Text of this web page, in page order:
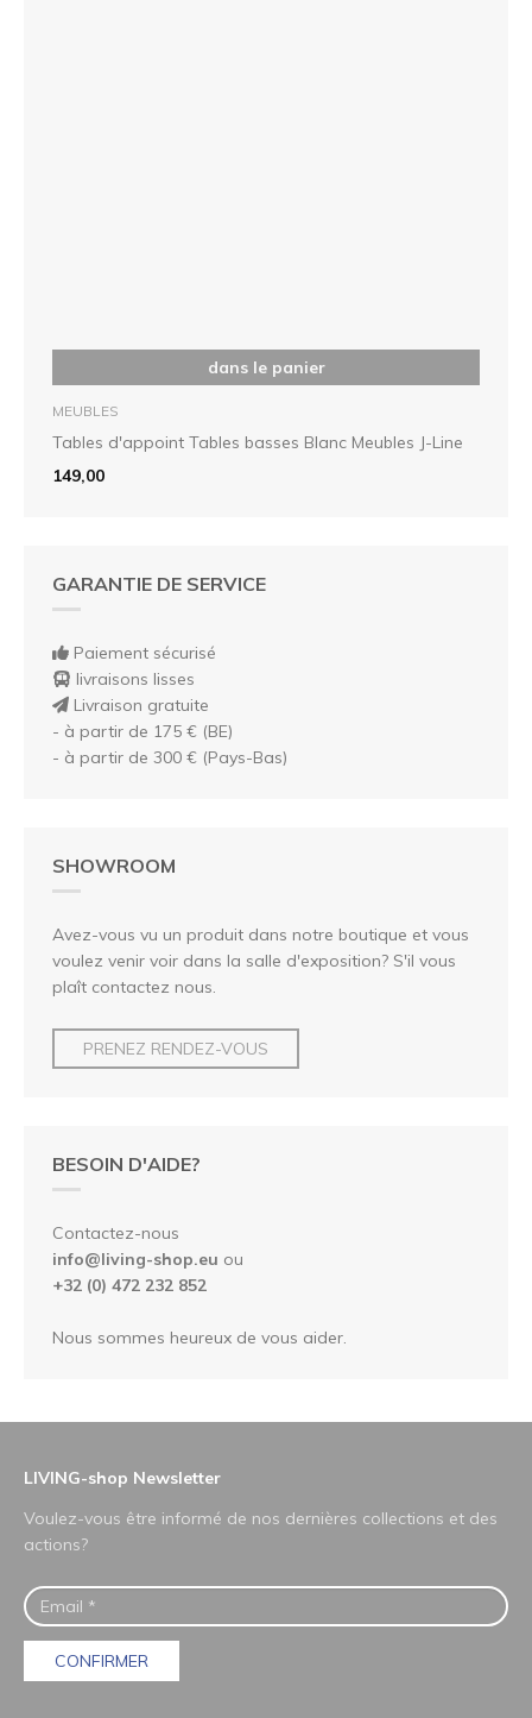
dans le panier
MEUBLES
Tables d'appoint Tables basses Blanc Meubles J-Line
149,00
GARANTIE DE SERVICE
Paiement sécurisé
livraisons lisses
Livraison gratuite
- à partir de 175 € (BE)
- à partir de 300 € (Pays-Bas)
SHOWROOM
Avez-vous vu un produit dans notre boutique et vous
voulez venir voir dans la salle d'exposition? S'il vous
plaît contactez nous.
PRENEZ RENDEZ-VOUS
BESOIN D'AIDE?
Contactez-nous
info@living-shop.eu ou
+32 (0) 472 232 852
Nous sommes heureux de vous aider.
LIVING-shop Newsletter
Voulez-vous être informé de nos dernières collections et des
actions?
CONFIRMER